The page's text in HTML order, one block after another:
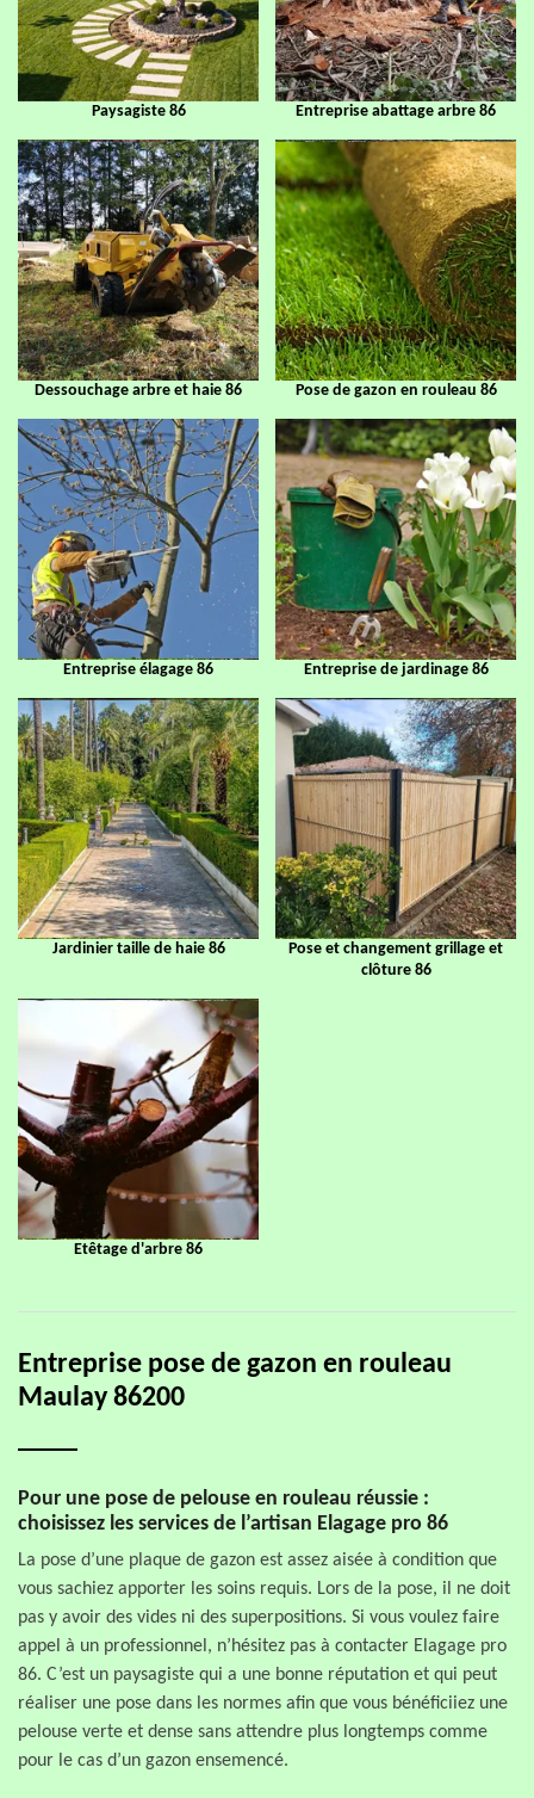
Paysagiste 86 Entreprise abattage arbre 86
Dessouchage arbre et haie 86 Pose de gazon en rouleau 86
Entreprise élagage 86 Entreprise de jardinage 86
Jardinier taille de haie 86
Pose et changement grillage et
clôture 86
Etêtage d'arbre 86
Entreprise pose de gazon en rouleau
Maulay 86200
Pour une pose de pelouse en rouleau réussie :
choisissez les services de l’artisan Elagage pro 86
La pose d’une plaque de gazon est assez aisée à condition que
vous sachiez apporter les soins requis. Lors de la pose, il ne doit
pas y avoir des vides ni des superpositions. Si vous voulez faire
appel à un professionnel, n’hésitez pas à contacter Elagage pro
86. C’est un paysagiste qui a une bonne réputation et qui peut
réaliser une pose dans les normes afin que vous bénéficiiez une
pelouse verte et dense sans attendre plus longtemps comme
pour le cas d’un gazon ensemencé.